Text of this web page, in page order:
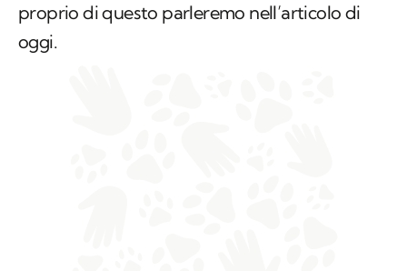
proprio di questo parleremo nell’articolo di
oggi.